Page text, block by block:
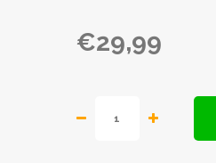
€29,99